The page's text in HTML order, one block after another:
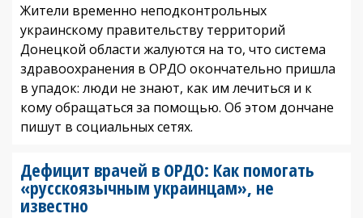
Жители временно неподконтрольных
украинскому правительству территорий
Донецкой области жалуются на то, что система
здравоохранения в ОРДО окончательно пришла
в упадок: люди не знают, как им лечиться и к
кому обращаться за помощью. Об этом дончане
пишут в социальных сетях.
Дефицит врачей в ОРДО: Как помогать
«русскоязычным украинцам», не
известно